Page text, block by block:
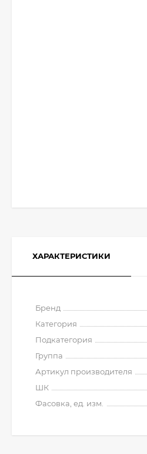
ХАРАКТЕРИСТИКИ
Бренд
Категория
Подкатегория
Группа
Артикул производителя
ШК
Фасовка, ед. изм.